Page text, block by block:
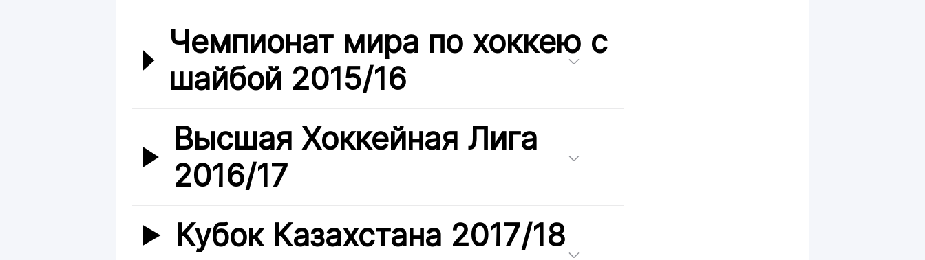
Чемпионат мира по хоккею с
шайбой 2015/16
Высшая Хоккейная Лига
2016/17
Кубок Казахстана 2017/18